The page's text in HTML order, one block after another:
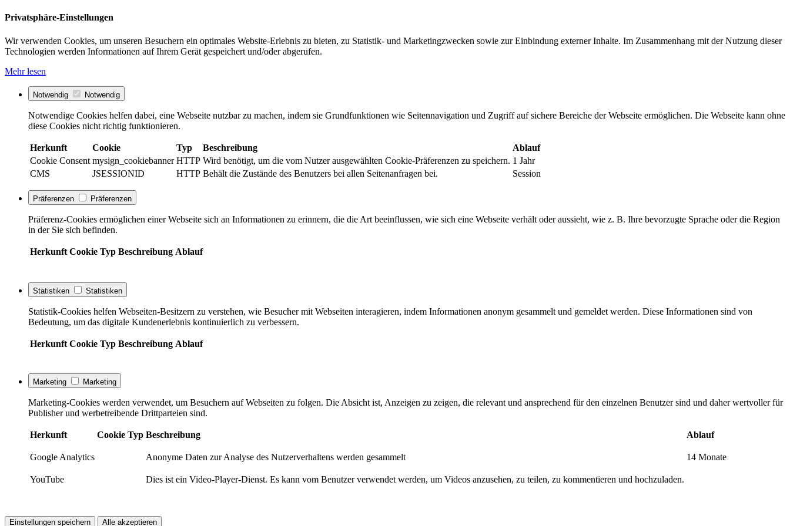
Privatsphäre-Einstellungen
Wir verwenden Cookies, um unseren Besuchern ein optimales Website-Erlebnis zu bieten, zu Statistik- und Marketingzwecken sowie zur Einbindung externer Inhalte. Im Zusammenhang mit der Nutzung dieser
Technologien werden Informationen auf Ihrem Gerät gespeichert und/oder abgerufen.
Mehr lesen
Notwendig Notwendig
Notwendige Cookies helfen dabei, eine Webseite nutzbar zu machen, indem sie Grundfunktionen wie Seitennavigation und Zugriff auf sichere Bereiche der Webseite ermöglichen. Die Webseite kann ohne
diese Cookies nicht richtig funktionieren.
Herkunft Cookie Typ Beschreibung
Ablauf
Cookie Consent mysign_cookiebanner HTTP Wird benötigt, um die vom Nutzer ausgewählten Cookie-Präferenzen zu speichern. 1 Jahr
CMS
JSESSIONID HTTP Behält die Zustände des Benutzers bei allen Seitenanfragen bei. Session
Präferenzen Präferenzen
Präferenz-Cookies ermöglichen einer Webseite sich an Informationen zu erinnern, die die Art beeinflussen, wie sich eine Webseite verhält oder aussieht, wie z. B. Ihre bevorzugte Sprache oder die Region
in der Sie sich befinden.
Herkunft Cookie Typ Beschreibung Ablauf
Statistiken Statistiken
Statistik-Cookies helfen Webseiten-Besitzern zu verstehen, wie Besucher mit Webseiten interagieren, indem Informationen anonym gesammelt und gemeldet werden. Diese Informationen sind von
Bedeutung, um das digitale Kundenerlebnis kontinuierlich zu verbessern.
Herkunft Cookie Typ Beschreibung Ablauf
Marketing Marketing
Marketing-Cookies werden verwendet, um Besuchern auf Webseiten zu folgen. Die Absicht ist, Anzeigen zu zeigen, die relevant und ansprechend für den einzelnen Benutzer sind und daher wertvoller für
Publisher und werbetreibende Drittparteien sind.
Herkunft Cookie Typ Beschreibung Ablauf
Google Analytics Anonyme Daten zur Analyse des Nutzerverhaltens werden gesammelt 14 Monate
YouTube Dies ist ein Video-Player-Dienst. Es kann vom Benutzer verwendet werden, um Videos anzusehen, zu teilen, zu kommentieren und hochzuladen.
Einstellungen speichern Alle akzeptieren